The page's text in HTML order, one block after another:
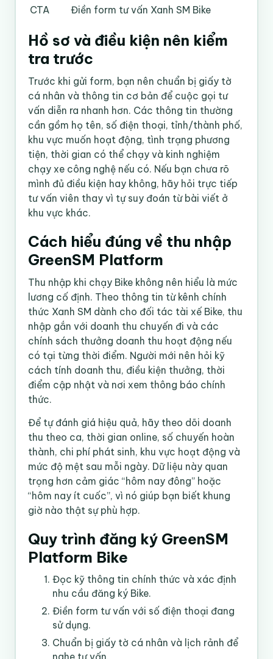
CTA
Điền form tư vấn Xanh SM Bike
Hồ sơ và điều kiện nên kiểm
tra trước
Trước khi gửi form, bạn nên chuẩn bị giấy tờ
cá nhân và thông tin cơ bản để cuộc gọi tư
vấn diễn ra nhanh hơn. Các thông tin thường
cần gồm họ tên, số điện thoại, tỉnh/thành phố,
khu vực muốn hoạt động, tình trạng phương
tiện, thời gian có thể chạy và kinh nghiệm
chạy xe công nghệ nếu có. Nếu bạn chưa rõ
mình đủ điều kiện hay không, hãy hỏi trực tiếp
tư vấn viên thay vì tự suy đoán từ bài viết ở
khu vực khác.
Cách hiểu đúng về thu nhập
GreenSM Platform
Thu nhập khi chạy Bike không nên hiểu là mức
lương cố định. Theo thông tin từ kênh chính
thức Xanh SM dành cho đối tác tài xế Bike, thu
nhập gắn với doanh thu chuyến đi và các
chính sách thưởng doanh thu hoạt động nếu
có tại từng thời điểm. Người mới nên hỏi kỹ
cách tính doanh thu, điều kiện thưởng, thời
điểm cập nhật và nơi xem thông báo chính
thức.
Để tự đánh giá hiệu quả, hãy theo dõi doanh
thu theo ca, thời gian online, số chuyến hoàn
thành, chi phí phát sinh, khu vực hoạt động và
mức độ mệt sau mỗi ngày. Dữ liệu này quan
trọng hơn cảm giác “hôm nay đông” hoặc
“hôm nay ít cuốc”, vì nó giúp bạn biết khung
giờ nào thật sự phù hợp.
Quy trình đăng ký GreenSM
Platform Bike
Đọc kỹ thông tin chính thức và xác định
nhu cầu đăng ký Bike.
Điền form tư vấn với số điện thoại đang
sử dụng.
Chuẩn bị giấy tờ cá nhân và lịch rảnh để